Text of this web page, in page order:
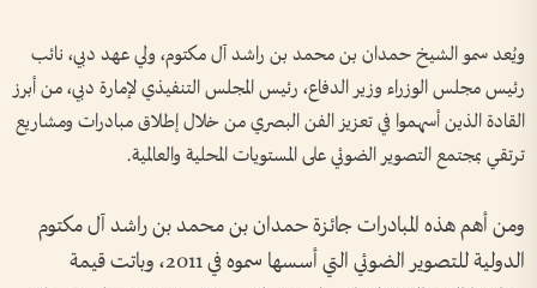
ويُعد سمو الشيخ حمدان بن محمد بن راشد آل مكتوم، ولي عهد دبي، نائب
رئيس مجلس الوزراء وزير الدفاع، رئيس المجلس التنفيذي لإمارة دبي، من أبرز
القادة الذين أسهموا في تعزيز الفن البصري من خلال إطلاق مبادرات ومشاريع
ترتقي بمجتمع التصوير الضوئي على المستويات المحلية والعالمية.
ومن أهم هذه المبادرات جائزة حمدان بن محمد بن راشد آل مكتوم
الدولية للتصوير الضوئي التي أسسها سموه في 2011، وباتت قيمة